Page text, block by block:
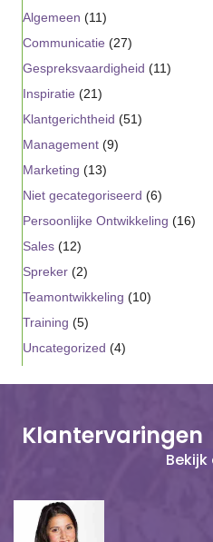
Algemeen (11)
Communicatie (27)
Gespreksvaardigheid (11)
Inspiratie (21)
Klantgerichtheid (51)
Management (9)
Marketing (13)
Niet gecategoriseerd (6)
Persoonlijke Ontwikkeling (16)
Sales (12)
Spreker (2)
Teamontwikkeling (10)
Training (5)
Uncategorized (4)
Klantervaringen